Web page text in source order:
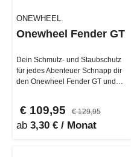
ONEWHEEL.
Onewheel Fender GT
Dein Schmutz- und Staubschutz
für jedes Abenteuer Schnapp dir
den Onewheel Fender GT und
€ 109,95 € 129,95
ab 3,30 € / Monat